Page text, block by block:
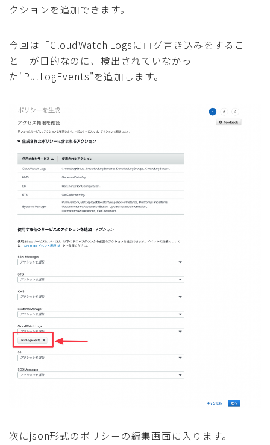
クションを追加できます。
今回は「CloudWatch Logsにログ書き込みをするこ
と」が目的なのに、検出されていなかっ
た"PutLogEvents"を追加します。
次にjson形式のポリシーの編集画面に入ります。